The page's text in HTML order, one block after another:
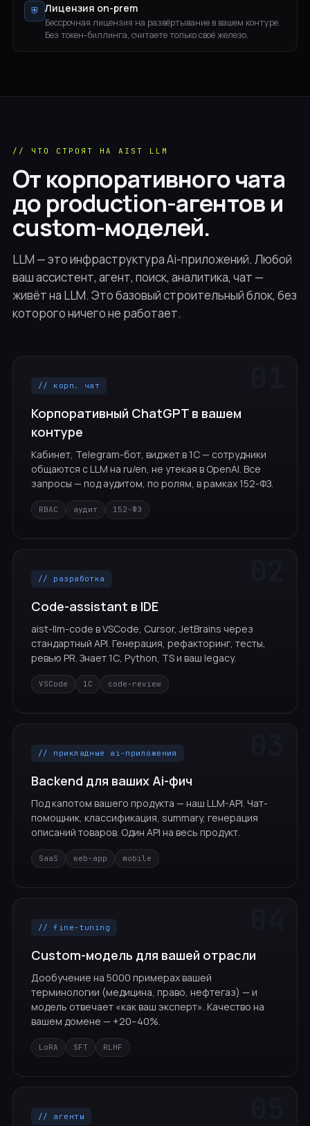
⛨ Лицензия on-prem
Бессрочная лицензия на развёртывание в вашем контуре.
Без токен-биллинга, считаете только своё железо.
// ЧТО СТРОЯТ НА AIST LLM
От корпоративного чата
до production-агентов и
custom-моделей.
LLM — это инфраструктура Ai-приложений. Любой
ваш ассистент, агент, поиск, аналитика, чат —
живёт на LLM. Это базовый строительный блок, без
которого ничего не работает.
// корп. чат
Корпоративный ChatGPT в вашем
контуре
Кабинет, Telegram-бот, виджет в 1С — сотрудники
общаются с LLM на ru/en, не утекая в OpenAI. Все
запросы — под аудитом, по ролям, в рамках 152-ФЗ.
RBAC аудит 152-ФЗ
// разработка
Code-assistant в IDE
aist-llm-code в VSCode, Cursor, JetBrains через
стандартный API. Генерация, рефакторинг, тесты,
ревью PR. Знает 1С, Python, TS и ваш legacy.
VSCode 1С code-review
// прикладные ai-приложения
Backend для ваших Ai-фич
Под капотом вашего продукта — наш LLM-API. Чат-
помощник, классификация, summary, генерация
описаний товаров. Один API на весь продукт.
SaaS web-app mobile
// fine-tuning
Custom-модель для вашей отрасли
Дообучение на 5000 примерах вашей
терминологии (медицина, право, нефтегаз) — и
модель отвечает «как ваш эксперт». Качество на
вашем домене — +20–40%.
LoRA SFT RLHF
// агенты